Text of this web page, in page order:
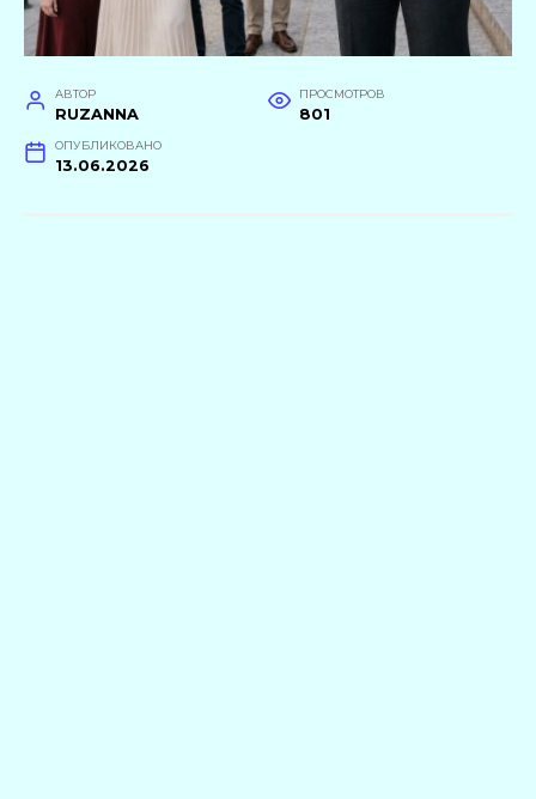
АВТОР
RUZANNA
ПРОСМОТРОВ
801
ОПУБЛИКОВАНО
13.06.2026